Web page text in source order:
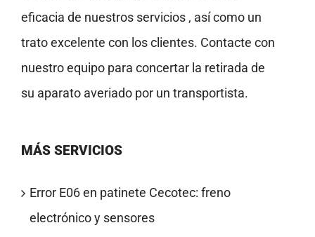
eficacia de nuestros servicios , así como un
trato excelente con los clientes. Contacte con
nuestro equipo para concertar la retirada de
su aparato averiado por un transportista.
MÁS SERVICIOS
Error E06 en patinete Cecotec: freno
electrónico y sensores